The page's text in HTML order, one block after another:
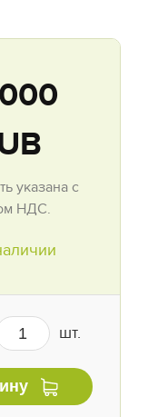
указана с
НДС.
шт.